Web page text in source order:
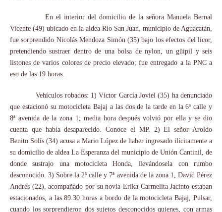
En el interior del domicilio de la señora Manuela Bernal
Vicente (49) ubicado en la aldea Río San Juan, municipio de Aguacatán,
fue sorprendido Nicolás Mendoza Simón (35) bajo los efectos del licor,
pretendiendo sustraer dentro de una bolsa de nylon, un güipil y seis
listones de varios colores de precio elevado; fue entregado a la PNC a
eso de las 19 horas.
Vehículos robados: 1) Víctor García Joviel (35) ha denunciado
que estacionó su motocicleta Bajaj a las dos de la tarde en la 6ª calle y
8ª avenida de la zona 1; media hora después volvió por ella y se dio
cuenta que había desaparecido. Conoce el MP. 2) El señor Aroldo
Benito Solís (34) acusa a Mario López de haber ingresado ilícitamente a
su domicilio de aldea La Esperanza del municipio de Unión Cantinil, de
donde sustrajo una motocicleta Honda, llevándosela con rumbo
desconocido. 3) Sobre la 2ª calle y 7ª avenida de la zona 1, David Pérez
Andrés (22), acompañado por su novia Erika Carmelita Jacinto estaban
estacionados, a las 89.30 horas a bordo de la motocicleta Bajaj, Pulsar,
cuando los sorprendieron dos sujetos desconocidos quienes, con armas